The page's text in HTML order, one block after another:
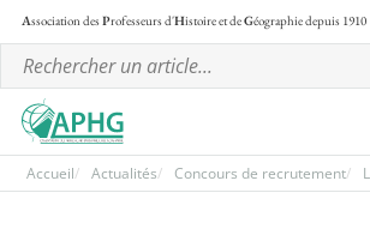
Association desProfesseurs d'Histoire et deGéographiedepuis 1910
Accueil Actualités Concours de recrutement